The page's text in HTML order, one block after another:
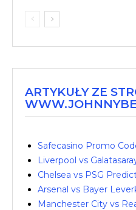
ARTYKUŁY ZE
Safecasino Promo
Liverpool vs
Chelsea vs PSG
Arsenal vs Bayer
Manchester City vs